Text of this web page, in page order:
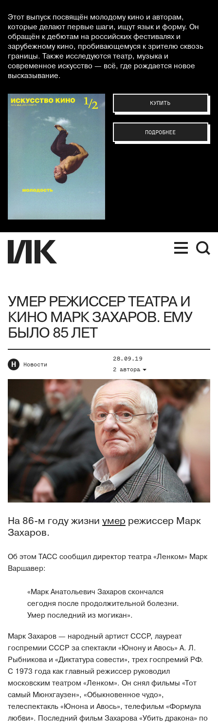
Этот выпуск посвящён молодому кино и авторам,
которые делают первые шаги, ищут язык и форму. Он
обращён к дебютам на российских фестивалях и
зарубежному кино, пробивающемуся к зрителю сквозь
границы. Также исследуются театр, музыка и
современное искусство — всё, где рождается новое
высказывание.
КУПИТЬ
ПОДРОБНЕЕ
УМЕР РЕЖИССЕР ТЕАТРА И
КИНО МАРК ЗАХАРОВ. ЕМУ
БЫЛО 85 ЛЕТ
Н Новости
28.09.19
2 автора
На 86-м году жизни умер режиссер Марк
Захаров.
Об этом ТАСС сообщил директор театра «Ленком» Марк
Варшавер:
«Марк Анатольевич Захаров скончался
сегодня после продолжительной болезни.
Умер последний из могикан».
Марк Захаров — народный артист СССР, лауреат
госпремии СССР за спектакли «Юнону и Авось» А. Л.
Рыбникова и «Диктатура совести», трех госпремий РФ.
С 1973 года как главный режиссер руководил
московским театром «Ленком». Он снял фильмы «Тот
самый Мюнхгаузен», «Обыкновенное чудо»,
телеспектакль «Юнона и Авось», телефильм «Формула
любви». Последний фильм Захарова «Убить дракона» по